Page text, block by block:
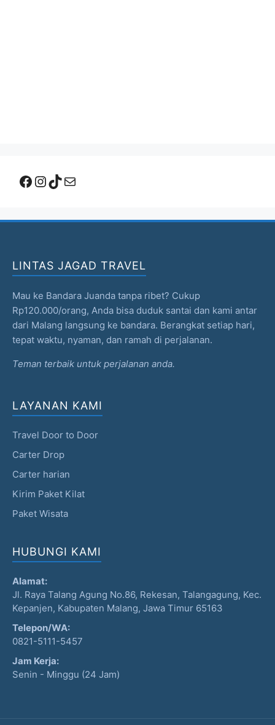
Facebook
Instagram
TikTok
Mail
LINTAS JAGAD TRAVEL
Mau ke Bandara Juanda tanpa ribet? Cukup
Rp120.000/orang, Anda bisa duduk santai dan kami antar
dari Malang langsung ke bandara. Berangkat setiap hari,
tepat waktu, nyaman, dan ramah di perjalanan.
Teman terbaik untuk perjalanan anda.
LAYANAN KAMI
Travel Door to Door
Carter Drop
Carter harian
Kirim Paket Kilat
Paket Wisata
HUBUNGI KAMI
Alamat:
Jl. Raya Talang Agung No.86, Rekesan, Talangagung, Kec.
Kepanjen, Kabupaten Malang, Jawa Timur 65163
Telepon/WA:
0821-5111-5457
Jam Kerja:
Senin - Minggu (24 Jam)